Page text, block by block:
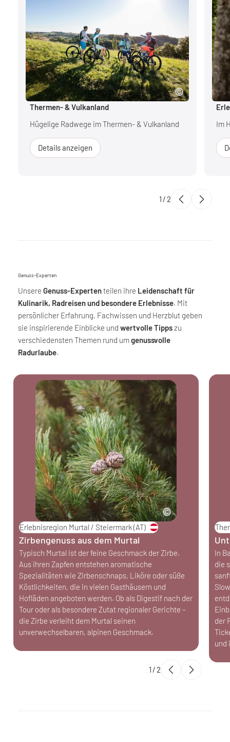
Thermen- & Vulkanland
Hügelige Radwege im Thermen- & Vulkanland
Details anzeigen
Im
1 / 2
Genuss-Experten
Unsere Genuss-Expertenteilen ihre Leidenschaft für
Kulinarik, Radreisen und besondere Erlebnisse. Mit
persönlicher Erfahrung, Fachwissen und Herzblut geben
sie inspirierende Einblicke und wertvolle Tippszu
verschiedensten Themen rund umgenussvolle
Radurlaube.
Erlebnisregion Murtal / Steiermark(AT)
Zirbengenuss aus dem Murtal
Typisch Murtal ist der feine Geschmack der Zirbe.
Aus ihren Zapfen entstehen aromatische
Spezialitäten wie Zirbenschnaps, Liköre oder süße
Köstlichkeiten, die in vielen Gasthäusern und
Hofläden angeboten werden. Ob als Digestif nach der
Tour oder als besondere Zutat regionaler Gerichte –
die Zirbe verleiht dem Murtal seinen
unverwechselbaren, alpinen Geschmack.
In
die
der
und
1 / 2